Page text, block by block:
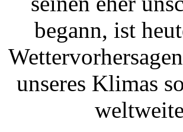
begann, ist
unseres Klimas